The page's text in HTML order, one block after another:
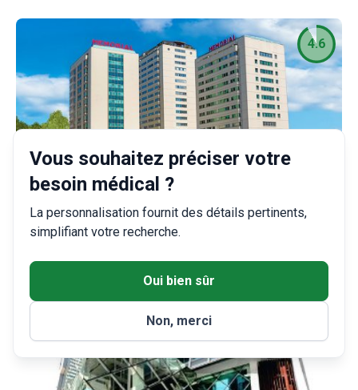
Turquie, Istanbul
Memorial Şişli Hospital
4.6
Vous souhaitez préciser votre
besoin médical ?
La personnalisation fournit des détails pertinents,
simplifiant votre recherche.
Oui bien sûr
Non, merci